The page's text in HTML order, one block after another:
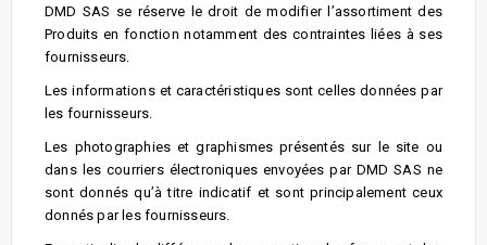
DMD SAS se réserve le droit de modifier l’assortiment des
Produits en fonction notamment des contraintes liées à ses
fournisseurs.
Les informations et caractéristiques sont celles données par
les fournisseurs.
Les photographies et graphismes présentés sur le site ou
dans les courriers électroniques envoyées par DMD SAS ne
sont donnés qu’à titre indicatif et sont principalement ceux
donnés par les fournisseurs.